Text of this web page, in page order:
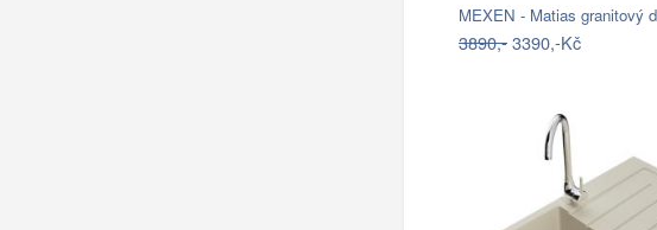
3890,-3390,-Kč